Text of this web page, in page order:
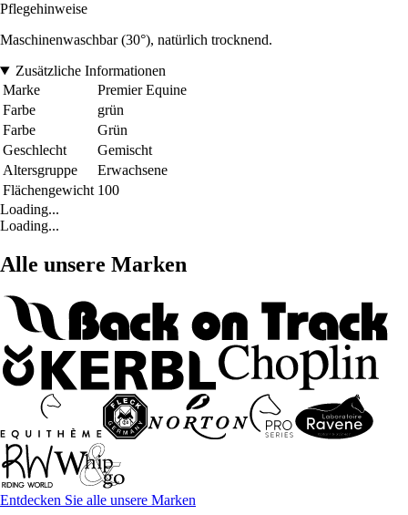
Pflegehinweise
Maschinenwaschbar (30°), natürlich trocknend.
Zusätzliche Informationen
Marke
Premier Equine
Farbe
grün
Farbe
Grün
Geschlecht
Gemischt
Altersgruppe
Erwachsene
Flächengewicht 100
Loading...
Loading...
Alle unsere Marken
Entdecken Sie alle unsere Marken